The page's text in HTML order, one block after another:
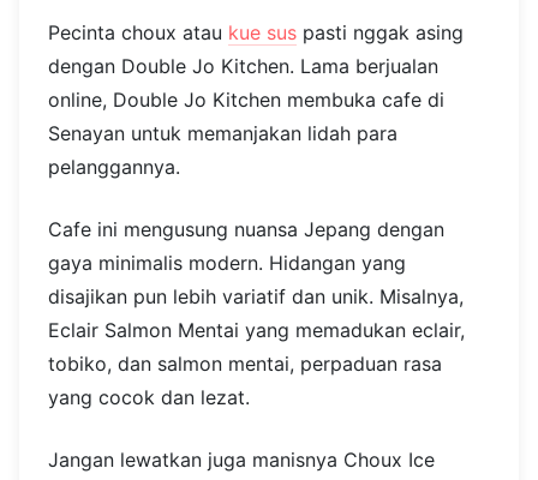
Pecinta choux atau kue sus pasti nggak asing
dengan Double Jo Kitchen. Lama berjualan
online, Double Jo Kitchen membuka cafe di
Senayan untuk memanjakan lidah para
pelanggannya.
Cafe ini mengusung nuansa Jepang dengan
gaya minimalis modern. Hidangan yang
disajikan pun lebih variatif dan unik. Misalnya,
Eclair Salmon Mentai yang memadukan eclair,
tobiko, dan salmon mentai, perpaduan rasa
yang cocok dan lezat.
Jangan lewatkan juga manisnya Choux Ice